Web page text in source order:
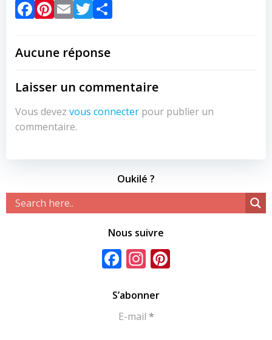
Facebook
Pinterest
EmailTwitter
Aucune réponse
Laisser un commentaire
Vous devez vous connecter pour publier un
commentaire.
Oukilé ?
Nous suivre
Facebook
Instagram
S’abonner
E-mail *